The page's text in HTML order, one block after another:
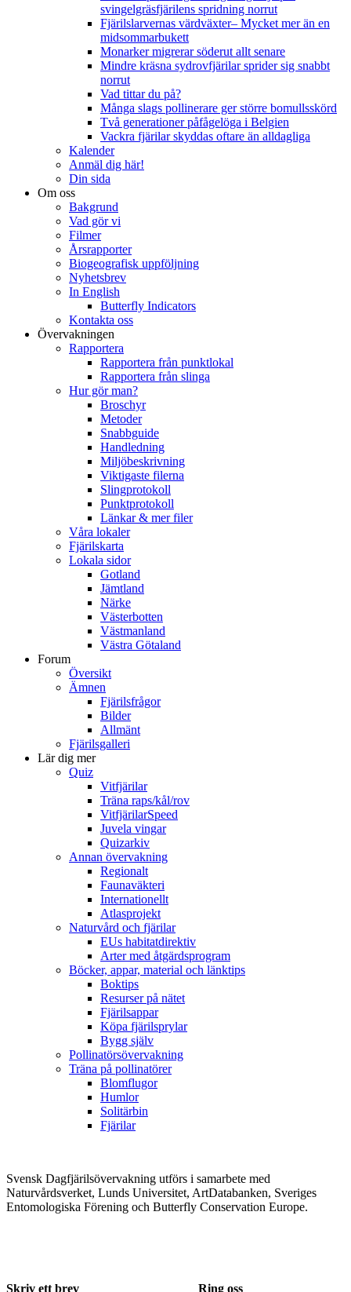
svingelgräsfjärilens spridning norrut
Fjärilslarvernas värdväxter– Mycket mer än en
midsommarbukett
Monarker migrerar söderut allt senare
Mindre kräsna sydrovfjärilar sprider sig snabbt
norrut
Vad tittar du på?
Många slags pollinerare ger större bomullsskörd
Två generationer påfågelöga i Belgien
Vackra fjärilar skyddas oftare än alldagliga
Kalender
Anmäl dig här!
Din sida
Om oss
Bakgrund
Vad gör vi
Filmer
Årsrapporter
Biogeografisk uppföljning
Nyhetsbrev
In English
Butterfly Indicators
Kontakta oss
Övervakningen
Rapportera
Rapportera från punktlokal
Rapportera från slinga
Hur gör man?
Broschyr
Metoder
Snabbguide
Handledning
Miljöbeskrivning
Viktigaste filerna
Slingprotokoll
Punktprotokoll
Länkar & mer filer
Våra lokaler
Fjärilskarta
Lokala sidor
Gotland
Jämtland
Närke
Västerbotten
Västmanland
Västra Götaland
Forum
Översikt
Ämnen
Fjärilsfrågor
Bilder
Allmänt
Fjärilsgalleri
Lär dig mer
Quiz
Vitfjärilar
Träna raps/kål/rov
VitfjärilarSpeed
Juvela vingar
Quizarkiv
Annan övervakning
Regionalt
Faunaväkteri
Internationellt
Atlasprojekt
Naturvård och fjärilar
EUs habitatdirektiv
Arter med åtgärdsprogram
Böcker, appar, material och länktips
Boktips
Resurser på nätet
Fjärilsappar
Köpa fjärilsprylar
Bygg själv
Pollinatörsövervakning
Träna på pollinatörer
Blomflugor
Humlor
Solitärbin
Fjärilar
Svensk Dagfjärilsövervakning utförs i samarbete med
Naturvårdsverket, Lunds Universitet, ArtDatabanken, Sveriges
Entomologiska Förening och Butterfly Conservation Europe.
Skriv ett brev Ring oss